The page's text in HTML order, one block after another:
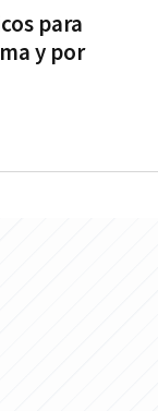
para
y por